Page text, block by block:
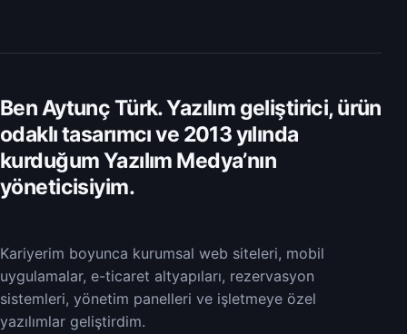
Ben Aytunç Türk. Yazılım geliştirici, ürün
odaklı tasarımcı ve 2013 yılında
kurduğum Yazılım Medya’nın
yöneticisiyim.
Kariyerim boyunca kurumsal web siteleri, mobil
uygulamalar, e-ticaret altyapıları, rezervasyon
sistemleri, yönetim panelleri ve işletmeye özel
yazılımlar geliştirdim.